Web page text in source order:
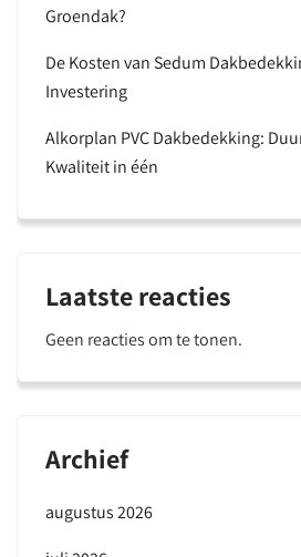
Groendak?
De Kosten van Sedum
Investering
Alkorplan PVC Dakbedekking:
Kwaliteit in één
Laatste reacties
Geen reacties om te tonen.
Archief
augustus 2026